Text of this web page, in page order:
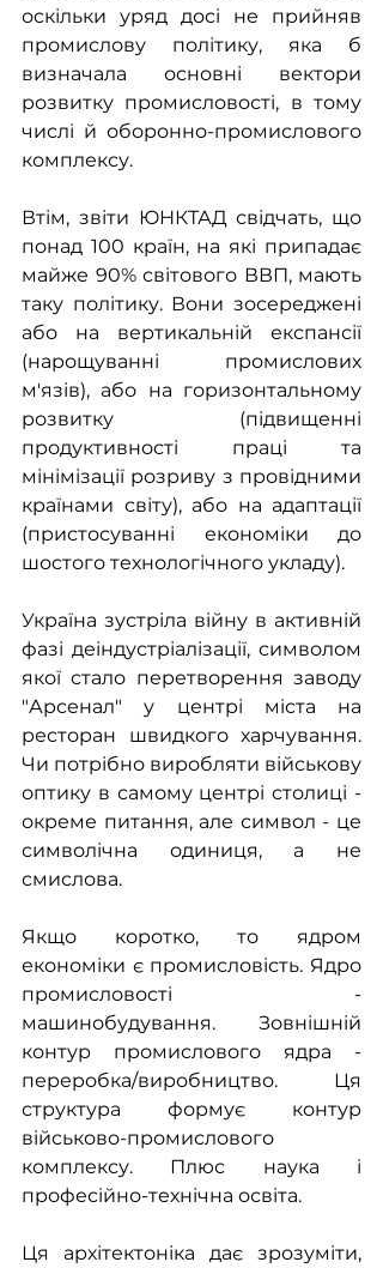
оскільки уряд досі не прийняв
промислову політику, яка б
визначала основні вектори
розвитку промисловості, в тому
числі й оборонно-промислового
комплексу.
Втім, звіти ЮНКТАД свідчать, що
понад 100 країн, на які припадає
майже 90% світового ВВП, мають
таку політику. Вони зосереджені
або на вертикальній експансії
(нарощуванні промислових
м'язів), або на горизонтальному
розвитку (підвищенні
продуктивності праці та
мінімізації розриву з провідними
країнами світу), або на адаптації
(пристосуванні економіки до
шостого технологічного укладу).
Україна зустріла війну в активній
фазі деіндустріалізації, символом
якої стало перетворення заводу
"Арсенал" у центрі міста на
ресторан швидкого харчування.
Чи потрібно виробляти військову
оптику в самому центрі столиці -
окреме питання, але символ - це
символічна одиниця, а не
смислова.
Якщо коротко, то ядром
економіки є промисловість. Ядро
промисловості -
машинобудування. Зовнішній
контур промислового ядра -
переробка/виробництво. Ця
структура формує контур
військово-промислового
комплексу. Плюс наука і
професійно-технічна освіта.
Ця архітектоніка дає зрозуміти,